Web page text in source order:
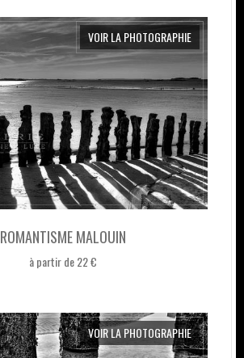
ROMANTISME MALOUIN
à partir de 22 €
VOIR LA PHOTOGRAPHIE
VOIR LA PHOTOGRAPHIE